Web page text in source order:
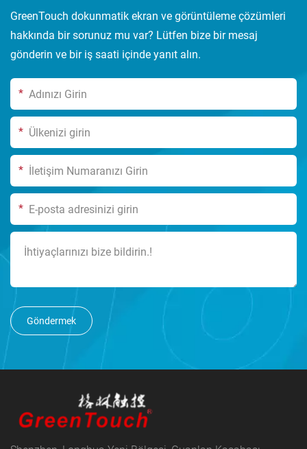
GreenTouch dokunmatik ekran ve görüntüleme çözümleri
hakkında bir sorunuz mu var? Lütfen bize bir mesaj
gönderin ve bir iş saati içinde yanıt alın.
*
*
*
*
Göndermek